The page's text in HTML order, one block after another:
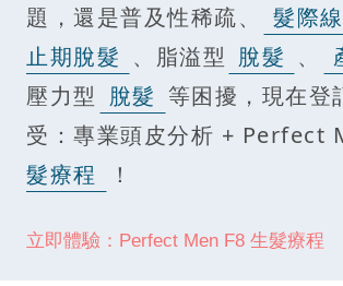
題，還是普及性稀疏、
髮際
止期脫髮 、脂溢型 脫髮 、
壓力型 脫髮 等困擾，現在登
受：專業頭皮分析 + Perfect
髮療程
！
立即體驗：Perfect Men F8 生髮療程